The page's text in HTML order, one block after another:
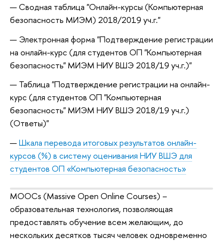
Сводная таблица "Онлайн-курсы (Компьютерная
безопасность МИЭМ) 2018/2019 уч.г."
Электронная форма "Подтверждение регистрации
на онлайн-курс (для студентов ОП "Компьютерная
безопасность" МИЭМ НИУ ВШЭ 2018/19 уч.г.)"
Таблица "Подтверждение регистрации на онлайн-
курс (для студентов ОП "Компьютерная
безопасность" МИЭМ НИУ ВШЭ 2018/19 уч.г.)
(Ответы)"
Шкала перевода итоговых результатов онлайн-
курсов (%) в систему оценивания НИУ ВШЭ для
студентов ОП «Компьютерная безопасность»
MOOCs (Massive Open Online Courses) –
образовательная технология, позволяющая
предоставлять обучение всем желающим, до
нескольких десятков тысяч человек одновременно